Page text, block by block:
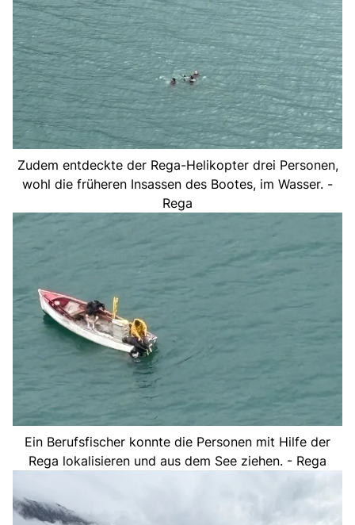
Zudem entdeckte der Rega-Helikopter drei Personen,
wohl die früheren Insassen des Bootes, im Wasser. -
Rega
Ein Berufsfischer konnte die Personen mit Hilfe der
Rega lokalisieren und aus dem See ziehen. - Rega